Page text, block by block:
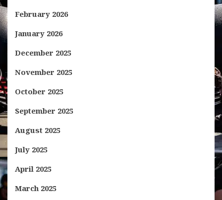
February 2026
January 2026
December 2025
November 2025
October 2025
September 2025
August 2025
July 2025
April 2025
March 2025